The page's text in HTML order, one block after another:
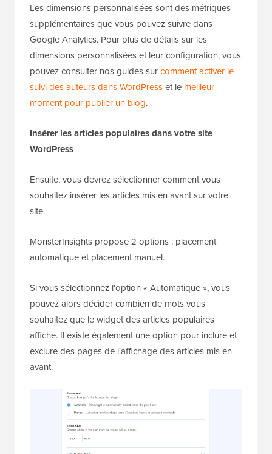
Les dimensions personnalisées sont des métriques
supplémentaires que vous pouvez suivre dans
Google Analytics. Pour plus de détails sur les
dimensions personnalisées et leur configuration, vous
pouvez consulter nos guides surcomment activer le
suivi des auteurs dans WordPresset le meilleur
moment pour publier un blog.
Insérer les articles populaires dans votre site
WordPress
Ensuite, vous devrez sélectionner comment vous
souhaitez insérer les articles mis en avant sur votre
site.
MonsterInsights propose 2 options : placement
automatique et placement manuel.
Si vous sélectionnez l'option « Automatique », vous
pouvez alors décider combien de mots vous
souhaitez que le widget des articles populaires
affiche. Il existe également une option pour inclure et
exclure des pages de l'affichage des articles mis en
avant.